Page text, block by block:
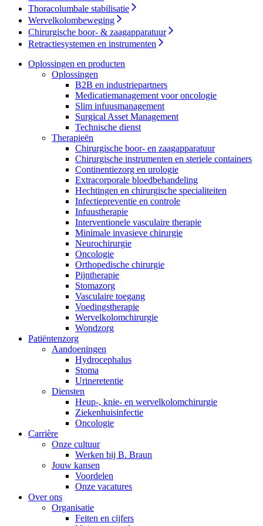
Productcatalogus
Vind het product dat u zoekt. Bezoek de productcatalogus van
B. Braun met ons complete portfolio.
Contact
Innovatiehub
Laten we samen innovatie in de medische technologie
stimuleren. Kom meer te weten over onze innovatiehub en
presenteer uw idee.
Contact
In dialoog met B. Braun. Neem contact met ons op.
Thoracolumbale stabilisatie
Wervelkolombeweging
Chirurgische boor- & zaagapparatuur
Retractiesystemen en instrumenten
Oplossingen en producten
Oplossingen
B2B en industriepartners​
Medicatiemanagement voor oncologie
Slim infuusmanagement
Surgical Asset Management
Technische dienst
Therapieën
Chirurgische boor- en zaagapparatuur
Chirurgische instrumenten en steriele containers
Continentiezorg en urologie
Extracorporale bloedbehandeling
Hechtingen en chirurgische specialiteiten
Infectiepreventie en controle
Infuustherapie
Interventionele vasculaire therapie
Minimale invasieve chirurgie
Neurochirurgie
Oncologie
Orthopedische chirurgie
Pijntherapie
Stomazorg
Vasculaire toegang
Voedingstherapie
Wervelkolomchirurgie
Wondzorg
Patiëntenzorg
Aandoeningen
​​Hydrocephalus
Stoma
Urineretentie
Diensten
Heup-, knie- en wervelkolomchirurgie
Ziekenhuisinfectie
Oncologie
Carrière
Onze cultuur
Werken bij B. Braun
Jouw kansen
Voordelen
Onze vacatures
Over ons
Organisatie
Feiten en cijfers